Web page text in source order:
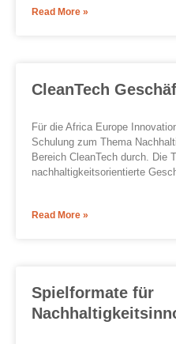
Read More »
CleanTech
Für die Africa Europe
Schulung zum Thema
Bereich CleanTech durch. Die
nachhaltigkeitsorientierte
Read More »
Spielformate für